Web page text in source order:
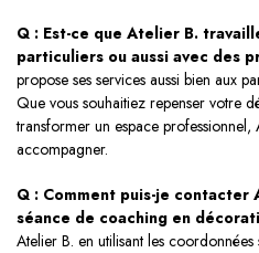
Q : Est-ce que Atelier B.
particuliers ou aussi avec des
propose ses services aussi bien aux
Que vous souhaitiez repenser votre
transformer un espace professionnel,
accompagner.
Q : Comment puis-je
séance de coaching en
Atelier B. en utilisant les coordonnées